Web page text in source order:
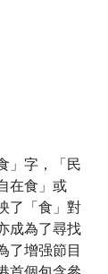
」字，「民
在食」或
了「食」對
成為了尋找
了增强節目